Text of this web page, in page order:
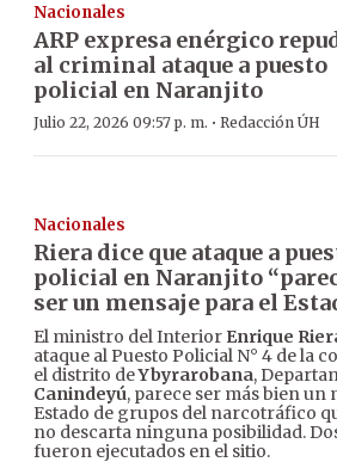
Nacionales
ARP expresa enérgico
al criminal ataque a puesto
policial en Naranjito
Julio 22, 2026 09:57 p. m. · Redacción ÚH
Nacionales
Riera dice que ataque a
policial en Naranjito
ser un mensaje para el
El ministro del Interior Enrique
ataque al Puesto Policial N° 4 de la
el distrito deYbyrarobana,
Canindeyú, parece ser más bien un
Estado de grupos del narcotráfico
no descarta ninguna posibilidad.
fueron ejecutados en el sitio.